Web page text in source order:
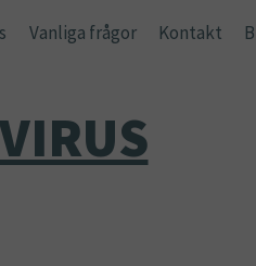
Vanliga frågor Kontakt